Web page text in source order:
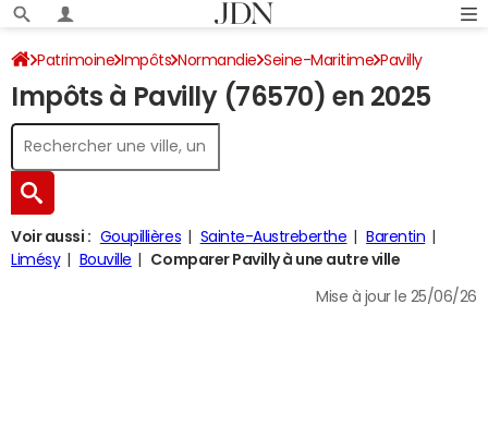
Patrimoine Impôts Normandie Seine-Maritime Pavilly
Impôt sur le revenu
Impôts à Pavilly (76570) en 2025
Voir aussi : Goupillières Sainte-Austreberthe
Barentin
Limésy
Bouville Comparer Pavilly à une autre ville
Mise à jour le 25/06/26